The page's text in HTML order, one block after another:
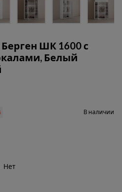
ШК 1600 с
Белый
В наличии
Нет